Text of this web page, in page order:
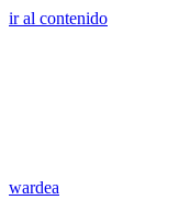
ir al contenido
wardea